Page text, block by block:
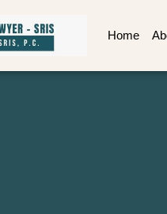
Home